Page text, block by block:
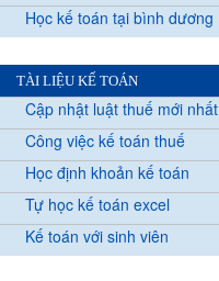
Học kế toán tại bình dương
TÀI LIỆU KẾ TOÁN
Cập nhật luật thuế mới nhất
Công việc kế toán thuế
Học định khoản kế toán
Tự học kế toán excel
Kế toán với sinh viên